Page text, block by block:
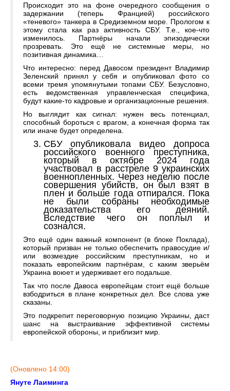
Происходит это на фоне очередного сообщения о
задержании (теперь Францией) российского
«теневого» танкера в Средиземном море. Прологом к
этому стала как раз активность СБУ. Т.е., кое-что
изменилось. Партнёры начали эпизодически
прозревать. Это ещё не системные меры, но
позитивная динамика…
Что интересно: перед Давосом президент Владимир
Зеленский принял у себя и опубликовал фото со
всеми тремя упомянутыми топами СБУ. Безусловно,
есть ведомственная управленческая специфика,
будут какие-то кадровые и организационные решения.
Но выглядит как сигнал: нужен весь потенциал,
способный бороться с врагом, а конечная форма так
или иначе будет определена.
СБУ опубликовала видео допроса
российского военного преступника,
который в октябре 2024 года
участвовал в расстреле 9 украинских
военнопленных. Через неделю после
совершения убийств, он был взят в
плен и больше года отпирался. Пока
не были собраны необходимые
доказательства его деяний.
Вследствие чего он поплыл и
сознался.
Это ещё один важный компонент (в блоке Поклада),
который призван не только обеспечить правосудие и/
или возмездие российским преступникам, но и
показать европейским партнёрам, с каким зверьём
Украина воюет и удерживает его подальше.
Так что после Давоса европейцам стоит ещё больше
взбодриться в плане конкретных дел. Все слова уже
сказаны.
Это подкрепит переговорную позицию Украины, даст
шанс на выстраивание эффективной системы
европейской обороны, и приблизит мир.
(Оновлено 14:00)
Януте Лаиминга